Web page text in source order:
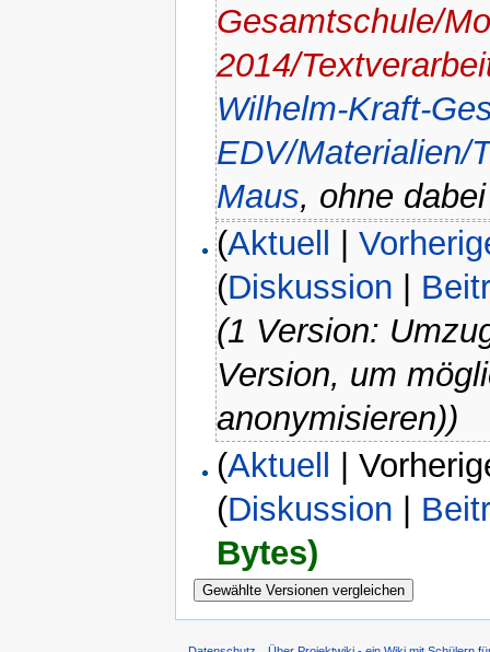
Gesamtschule/
2014/
Wilhelm-Kraft-
EDV/Materialien/
Maus, ohne
(Aktuell |
(Diskussion
(1 Version:
Version, um
anonymisieren))
(Aktuell
|
(Diskussion
Bytes)